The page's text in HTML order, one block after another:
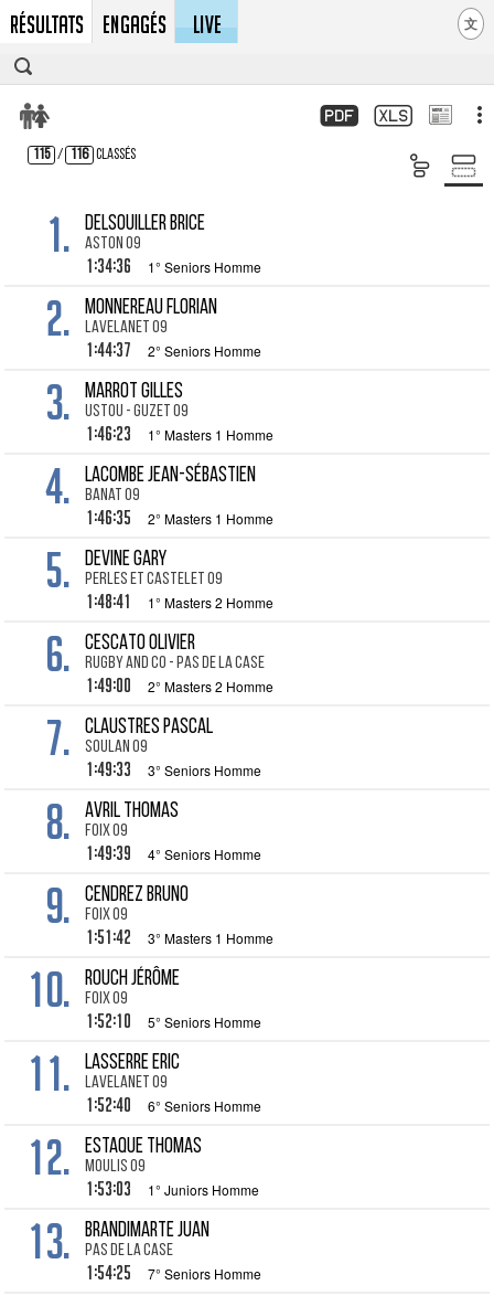
Résultats Engagés LIVE 文
115 / 116 Classés
1. DELSOUILLER Brice
Aston 09
1:34:36 1° Seniors Homme
2. MONNEREAU Florian
Lavelanet 09
1:44:37 2° Seniors Homme
3. MARROT Gilles
Ustou - Guzet 09
1:46:23 1° Masters 1 Homme
4. LACOMBE Jean-Sébastien
Banat 09
1:46:35 2° Masters 1 Homme
5. DEVINE Gary
Perles et Castelet 09
1:48:41 1° Masters 2 Homme
6. CESCATO Olivier
Rugby and Co - Pas de la case
1:49:00 2° Masters 2 Homme
7. CLAUSTRES Pascal
Soulan 09
1:49:33 3° Seniors Homme
8. AVRIL Thomas
Foix 09
1:49:39 4° Seniors Homme
9. CENDREZ Bruno
Foix 09
1:51:42 3° Masters 1 Homme
10. ROUCH Jérôme
Foix 09
1:52:10 5° Seniors Homme
11. LASSERRE Eric
Lavelanet 09
1:52:40 6° Seniors Homme
12. ESTAQUE Thomas
Moulis 09
1:53:03 1° Juniors Homme
13. BRANDIMARTE Juan
Pas de la Case
1:54:25 7° Seniors Homme